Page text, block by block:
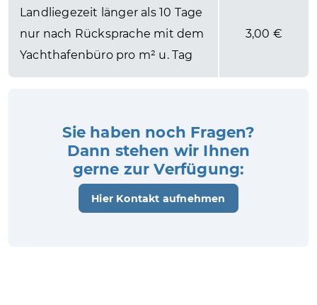
Landliegezeit länger als 10 Tage
nur nach Rücksprache mit dem
Yachthafenbüro pro m² u. Tag
3,00 €
Sie haben noch Fragen?
Dann stehen wir Ihnen
gerne zur Verfügung:
Hier Kontakt aufnehmen